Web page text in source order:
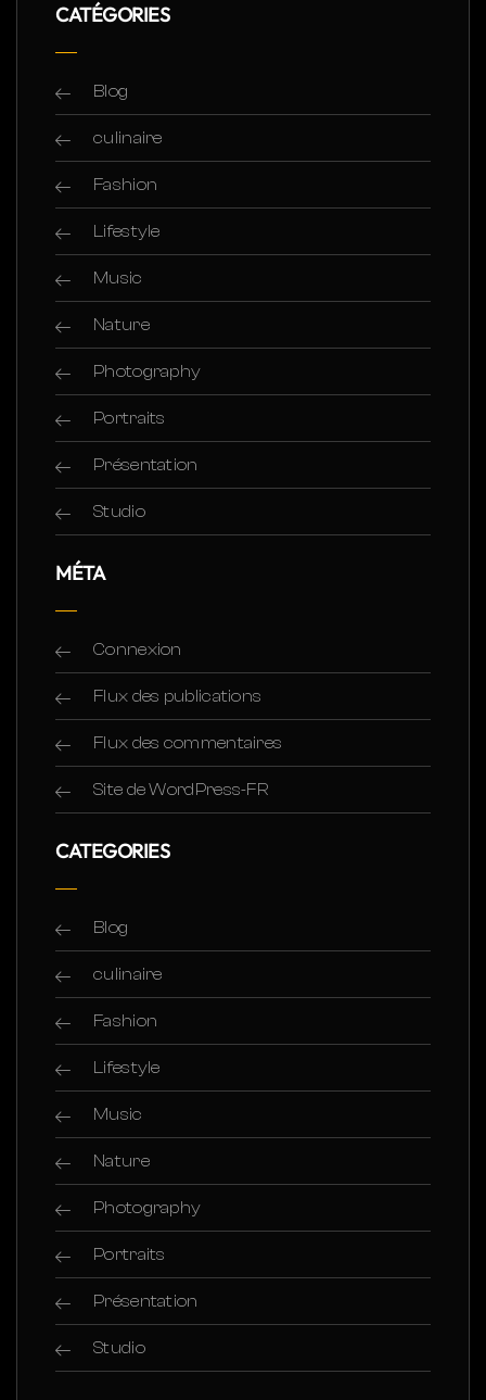
CATÉGORIES
Blog
culinaire
Fashion
Lifestyle
Music
Nature
Photography
Portraits
Présentation
Studio
MÉTA
Connexion
Flux des publications
Flux des commentaires
Site de WordPress-FR
CATEGORIES
Blog
culinaire
Fashion
Lifestyle
Music
Nature
Photography
Portraits
Présentation
Studio